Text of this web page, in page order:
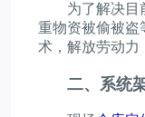
为了解决目前
重物资被偷被盗
术，解放劳动力
二、系统